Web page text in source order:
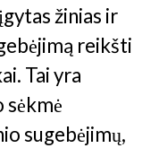
žinias ir
reikšti
Tai yra
sėkmė
sugebėjimų,